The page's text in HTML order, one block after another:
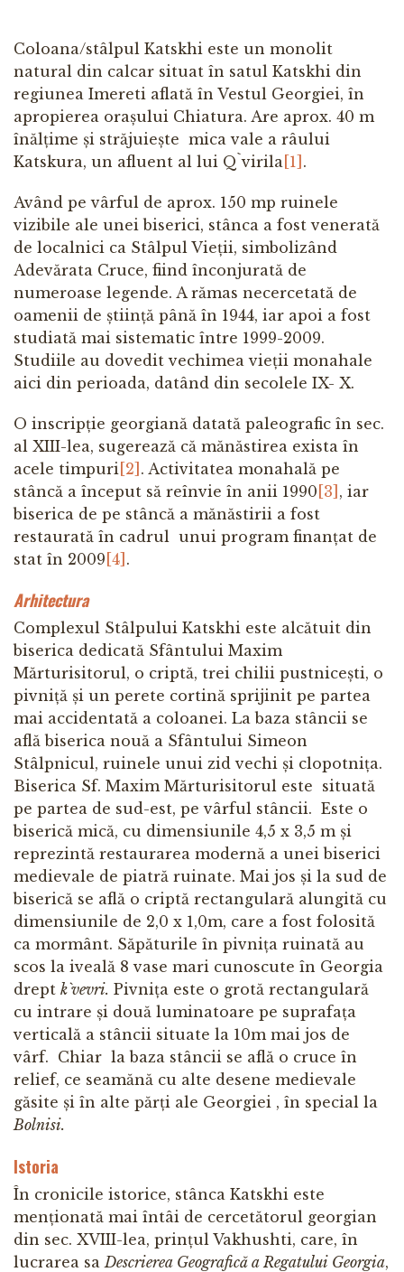
Coloana/stâlpul Katskhi este un monolit
natural din calcar situat în satul Katskhi din
regiunea Imereti aflată în Vestul Georgiei, în
apropierea orașului Chiatura. Are aprox. 40 m
înălțime și străjuiește mica vale a râului
Katskura, un afluent al lui Q`virila [1] .
Având pe vârful de aprox. 150 mp ruinele
vizibile ale unei biserici, stânca a fost venerată
de localnici ca Stâlpul Vieții, simbolizând
Adevărata Cruce, fiind înconjurată de
numeroase legende. A rămas necercetată de
oamenii de știință până în 1944, iar apoi a fost
studiată mai sistematic între 1999-2009.
Studiile au dovedit vechimea vieții monahale
aici din perioada, datând din secolele IX- X.
O inscripție georgiană datată paleografic în sec.
al XIII-lea, sugerează că mănăstirea exista în
acele timpuri [2] . Activitatea monahală pe
stâncă a început să reînvie în anii 1990 [3] , iar
biserica de pe stâncă a mănăstirii a fost
restaurată în cadrul unui program finanțat de
stat în 2009 [4] .
Arhitectura
Complexul Stâlpului Katskhi este alcătuit din
biserica dedicată Sfântului Maxim
Mărturisitorul, o criptă, trei chilii pustnicești, o
pivniță și un perete cortină sprijinit pe partea
mai accidentată a coloanei. La baza stâncii se
află biserica nouă a Sfântului Simeon
Stâlpnicul, ruinele unui zid vechi și clopotnița.
Biserica Sf. Maxim Mărturisitorul este situată
pe partea de sud-est, pe vârful stâncii. Este o
biserică mică, cu dimensiunile 4,5 x 3,5 m și
reprezintă restaurarea modernă a unei biserici
medievale de piatră ruinate. Mai jos și la sud de
biserică se află o criptă rectangulară alungită cu
dimensiunile de 2,0 x 1,0m, care a fost folosită
ca mormânt. Săpăturile în pivnița ruinată au
scos la iveală 8 vase mari cunoscute în Georgia
drept k`vevri. Pivnița este o grotă rectangulară
cu intrare și două luminatoare pe suprafața
verticală a stâncii situate la 10m mai jos de
vârf. Chiar la baza stâncii se află o cruce în
relief, ce seamănă cu alte desene medievale
găsite și în alte părți ale Georgiei , în special la
Bolnisi.
Istoria
În cronicile istorice, stânca Katskhi este
menționată mai întâi de cercetătorul georgian
din sec. XVIII-lea, prințul Vakhushti, care, în
lucrarea sa Descrierea Geografică a Regatului Georgia,